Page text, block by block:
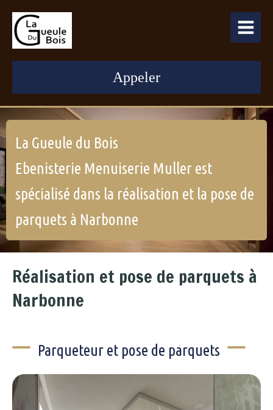
Appeler
La Gueule du Bois
Ebenisterie Menuiserie Muller est
spécialisé dans la réalisation et la pose de
parquets à Narbonne
Réalisation et pose de parquets à
Narbonne
Parqueteur et pose de parquets